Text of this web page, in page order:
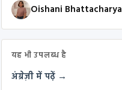
Oishani Bhattacharya
यह भी उपलब्ध है
अंग्रेज़ी में पढ़ें →